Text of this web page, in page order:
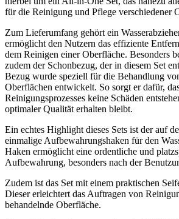
für die Reinigung und Pflege verschiedener
Zum Lieferumfang gehört ein
ermöglicht den Nutzern das effiziente
dem Reinigen einer Oberfläche. Besonders
zudem der Schonbezug, der in diesem Set
Bezug wurde speziell für die Behandlung
Oberflächen entwickelt. So sorgt er dafür,
Reinigungsprozesses keine Schäden
optimaler Qualität erhalten bleibt.
Ein echtes Highlight dieses Sets ist der auf
einmalige Aufbewahrungshaken für den
Haken ermöglicht eine ordentliche und
Aufbewahrung, besonders nach der
Zudem ist das Set mit einem praktischen
Dieser erleichtert das Auftragen von
behandelnde Oberfläche.